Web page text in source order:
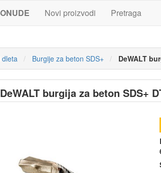
Novi proizvodi Pretraga
dleta Burgije za beton SDS+ DeWALT
DeWALT burgija za beton SDS+